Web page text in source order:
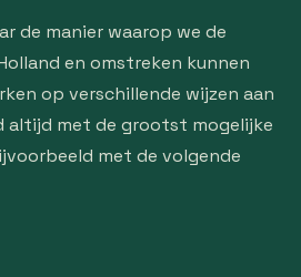
de manier waarop we de
en omstreken kunnen
op verschillende wijzen aan
altijd met de grootst mogelijke
met de volgende